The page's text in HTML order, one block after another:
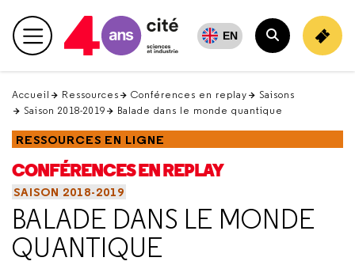
en
haut Menu principal EN
Rechercher
Accueil Ressources Conférences en replay
Saisons
Saison 2018-2019
Balade dans le monde quantique
RESSOURCES EN LIGNE
CONFÉRENCES EN REPLAY
SAISON 2018-2019
BALADE DANS LE MONDE
QUANTIQUE